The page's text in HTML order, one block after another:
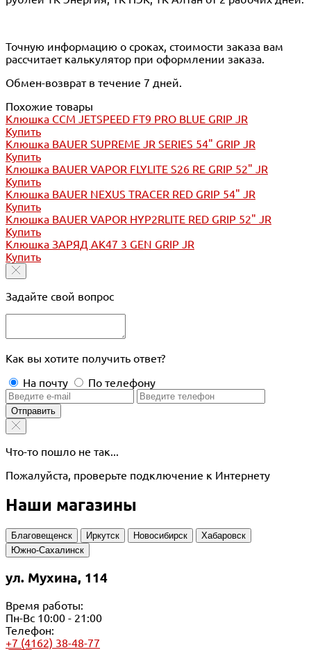
Точную информацию о сроках, стоимости заказа вам
рассчитает калькулятор при оформлении заказа.
Обмен-возврат в течение 7 дней.
Похожие товары
Клюшка CCM JETSPEED FT9 PRO BLUE GRIP JR
Купить
Клюшка BAUER SUPREME JR SERIES 54" GRIP JR
Купить
Клюшка BAUER VAPOR FLYLITE S26 RE GRIP 52" JR
Купить
Клюшка BAUER NEXUS TRACER RED GRIP 54" JR
Купить
Клюшка BAUER VAPOR HYP2RLITE RED GRIP 52" JR
Купить
Клюшка ЗАРЯД АК47 3 GEN GRIP JR
Купить
Задайте свой вопрос
Как вы хотите получить ответ?
На почту
По телефону
Отправить
Что-то пошло не так...
Пожалуйста, проверьте подключение к Интернету
Наши магазины
Благовещенск Иркутск Новосибирск
Хабаровск
Южно-Сахалинск
ул. Мухина, 114
Время работы:
Пн-Вс 10:00 - 21:00
Телефон:
+7 (4162) 38-48-77